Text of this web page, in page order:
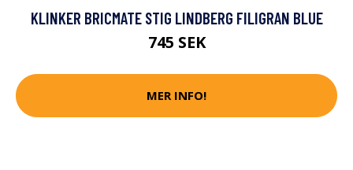
KLINKER BRICMATE STIG LINDBERG FILIGRAN BLUE
745 SEK
MER INFO!